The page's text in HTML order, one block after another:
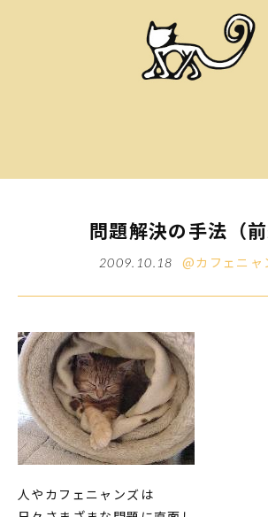
問題解決の手法（前
2009.10.18 @カフェニャ
人やカフェニャンズは